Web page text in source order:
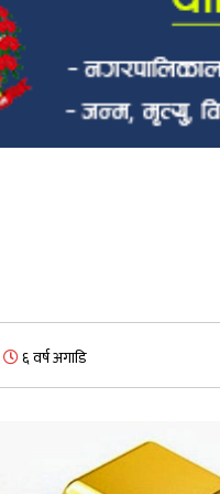
६ वर्ष अगाडि